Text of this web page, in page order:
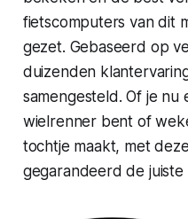
fietscomputers van dit
gezet. Gebaseerd op
duizenden
samengesteld. Of je nu
wielrenner bent of
tochtje maakt, met
gegarandeerd de